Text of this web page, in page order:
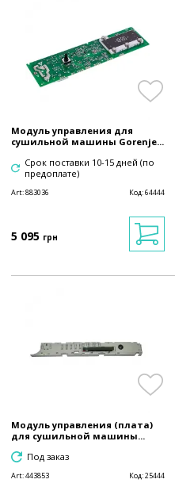
Модуль управления для
сушильной машины Gorenje...
Срок поставки 10-15 дней (по
предоплате)
Art:883036 Код:64444
5 095 грн
Модуль управления (плата)
для сушильной машины...
Под заказ
Art:443853 Код:25444